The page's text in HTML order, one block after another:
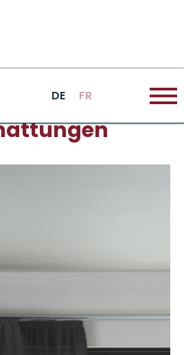
DE FR